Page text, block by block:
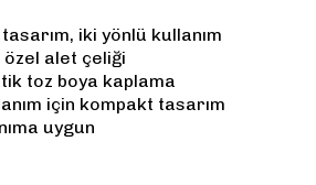
tasarım, iki yönlü kullanım
özel alet çeliği
toz boya kaplama
için kompakt tasarım
uygun